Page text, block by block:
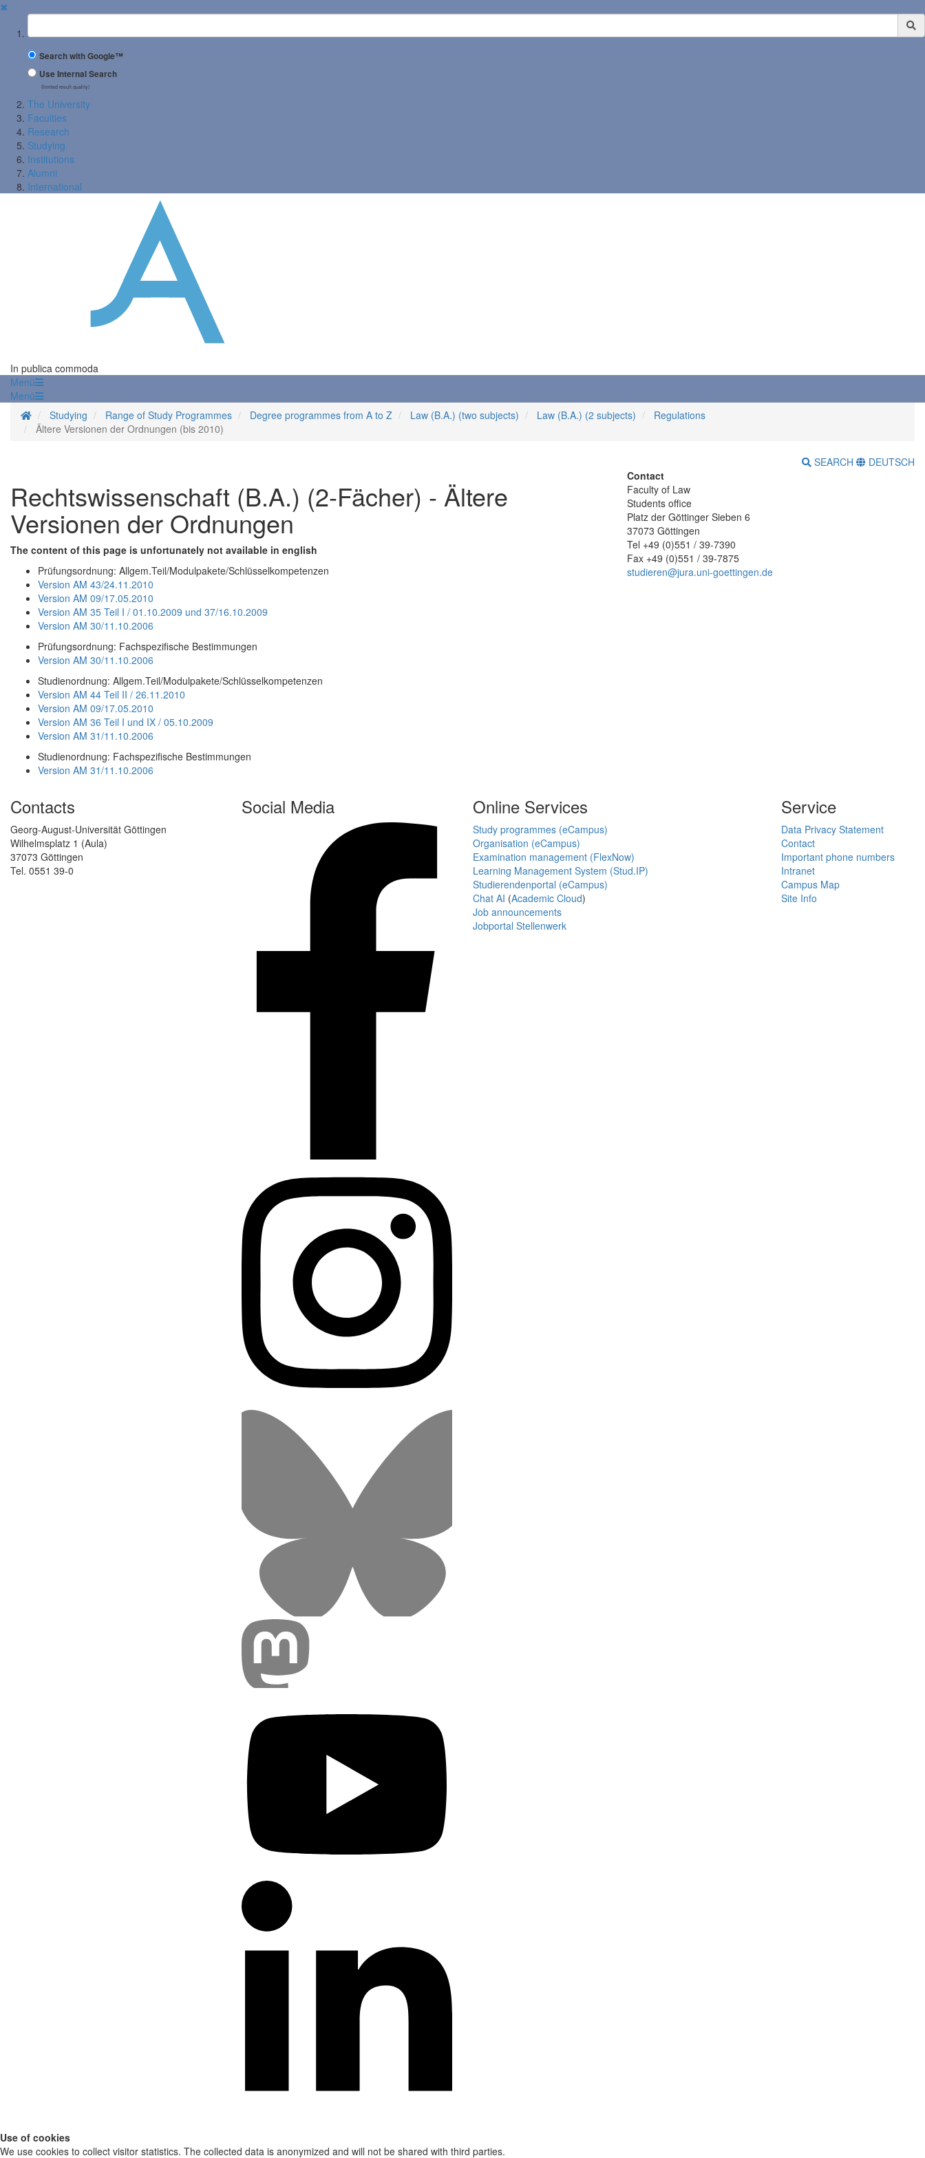
✖
Suchbegriff
Search with Google™
Use Internal Search
(limited result quality)
The University
Faculties
Research
Studying
Institutions
Alumni
International
In publica commoda
Menü
Menü
Homepage
Studying Range of Study Programmes Degree programmes from A to Z Law (B.A.) (two subjects) Law (B.A.) (2 subjects)
Regulations
Ältere Versionen der Ordnungen (bis 2010)
SEARCH DEUTSCH
Rechtswissenschaft (B.A.) (2-Fächer) - Ältere
Versionen der Ordnungen
The content of this page is unfortunately not available in english
Prüfungsordnung: Allgem.Teil/Modulpakete/Schlüsselkompetenzen
Version AM 43/24.11.2010
Version AM 09/17.05.2010
Version AM 35 Teil I / 01.10.2009 und 37/16.10.2009
Version AM 30/11.10.2006
Prüfungsordnung: Fachspezifische Bestimmungen
Version AM 30/11.10.2006
Studienordnung: Allgem.Teil/Modulpakete/Schlüsselkompetenzen
Version AM 44 Teil II / 26.11.2010
Version AM 09/17.05.2010
Version AM 36 Teil I und IX / 05.10.2009
Version AM 31/11.10.2006
Studienordnung: Fachspezifische Bestimmungen
Version AM 31/11.10.2006
Contact
Faculty of Law
Students office
Platz der Göttinger Sieben 6
37073 Göttingen
Tel +49 (0)551 / 39-7390
Fax +49 (0)551 / 39-7875
studieren@jura.uni-goettingen.de
Contacts
Georg-August-Universität Göttingen
Wilhelmsplatz 1 (Aula)
37073 Göttingen
Tel. 0551 39-0
Social Media Online Services
Study programmes (eCampus)
Organisation (eCampus)
Examination management (FlexNow)
Learning Management System (Stud.IP)
Studierendenportal (eCampus)
Chat AI (Academic Cloud)
Job announcements
Jobportal Stellenwerk
Service
Data Privacy Statement
Contact
Important phone numbers
Intranet
Campus Map
Site Info
Use of cookies
We use cookies to collect visitor statistics. The collected data is anonymized and will not be shared with third parties.